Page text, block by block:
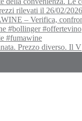
Prezzo diverso. Il V